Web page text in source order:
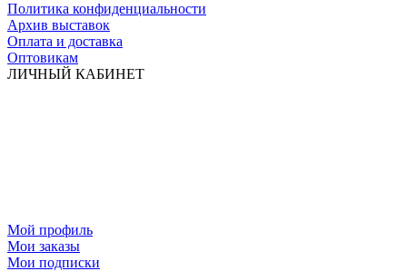
Политика конфиденциальности
Архив выставок
Оплата и доставка
Оптовикам
ЛИЧНЫЙ КАБИНЕТ
Мой профиль
Мои заказы
Мои подписки